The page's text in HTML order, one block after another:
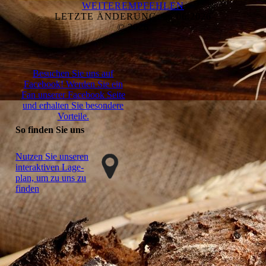
WEITEREMPFEHLEN
LETZTE ÄNDERUNG: 26.06.2026
© 2026
Besuchen Sie uns auf
Facebook! Werden Sie ein
Fan unserer Facebook Seite
und erhalten Sie besondere
Vorteile.
So finden Sie uns
Nutzen Sie unseren
interaktiven La­ge­
plan, um zu uns zu
finden